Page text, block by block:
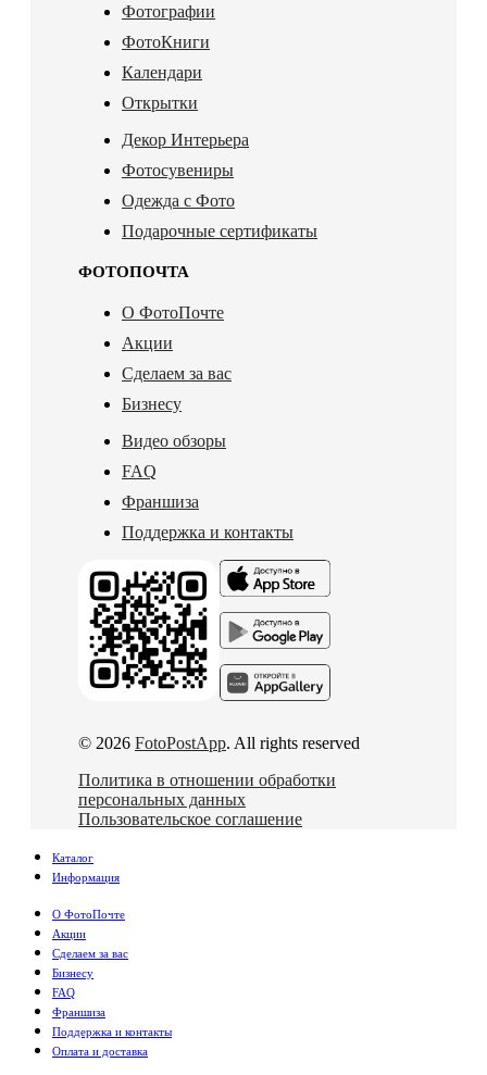
Фотографии
ФотоКниги
Календари
Открытки
Декор Интерьера
Фотосувениры
Одежда с Фото
Подарочные сертификаты
ФОТОПОЧТА
О ФотоПочте
Акции
Сделаем за вас
Бизнесу
Видео обзоры
FAQ
Франшиза
Поддержка и контакты
© 2026 FotoPostApp. All rights reserved
Политика в отношении обработки
персональных данных
Пользовательское соглашение
Каталог
Информация
О ФотоПочте
Акции
Сделаем за вас
Бизнесу
FAQ
Франшиза
Поддержка и контакты
Оплата и доставка